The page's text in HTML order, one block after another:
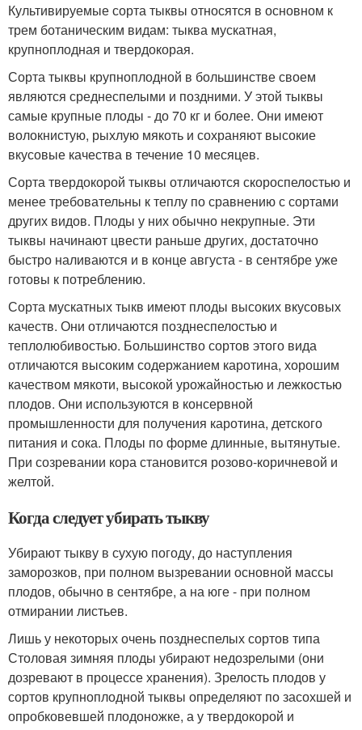
Культивируемые сорта тыквы относятся в основном к
трем ботаническим видам: тыква мускатная,
крупноплодная и твердокорая.
Сорта тыквы крупноплодной в большинстве своем
являются среднеспелыми и поздними. У этой тыквы
самые крупные плоды - до 70 кг и более. Они имеют
волокнистую, рыхлую мякоть и сохраняют высокие
вкусовые качества в течение 10 месяцев.
Сорта твердокорой тыквы отличаются скороспелостью и
менее требовательны к теплу по сравнению с сортами
других видов. Плоды у них обычно некрупные. Эти
тыквы начинают цвести раньше других, достаточно
быстро наливаются и в конце августа - в сентябре уже
готовы к потреблению.
Сорта мускатных тыкв имеют плоды высоких вкусовых
качеств. Они отличаются позднеспелостью и
теплолюбивостью. Большинство сортов этого вида
отличаются высоким содержанием каротина, хорошим
качеством мякоти, высокой урожайностью и лежкостью
плодов. Они используются в консервной
промышленности для получения каротина, детского
питания и сока. Плоды по форме длинные, вытянутые.
При созревании кора становится розово-коричневой и
желтой.
Когда следует убирать тыкву
Убирают тыкву в сухую погоду, до наступления
заморозков, при полном вызревании основной массы
плодов, обычно в сентябре, а на юге - при полном
отмирании листьев.
Лишь у некоторых очень позднеспелых сортов типа
Столовая зимняя плоды убирают недозрелыми (они
дозревают в процессе хранения). Зрелость плодов у
сортов крупноплодной тыквы определяют по засохшей и
опробковевшей плодоножке, а у твердокорой и